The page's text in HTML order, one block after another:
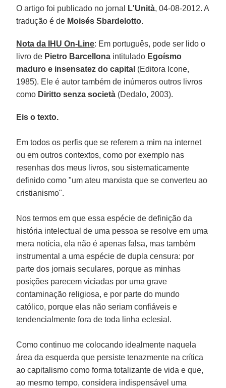
O artigo foi publicado no jornal L'Unità, 04-08-2012. A
tradução é de Moisés Sbardelotto.
Nota da IHU On-Line: Em português, pode ser lido o
livro de Pietro Barcellona intitulado Egoísmo
maduro e insensatez do capital (Editora Icone,
1985). Ele é autor também de inúmeros outros livros
como Diritto senza società (Dedalo, 2003).
Eis o texto.
Em todos os perfis que se referem a mim na internet
ou em outros contextos, como por exemplo nas
resenhas dos meus livros, sou sistematicamente
definido como "um ateu marxista que se converteu ao
cristianismo".
Nos termos em que essa espécie de definição da
história intelectual de uma pessoa se resolve em uma
mera notícia, ela não é apenas falsa, mas também
instrumental a uma espécie de dupla censura: por
parte dos jornais seculares, porque as minhas
posições parecem viciadas por uma grave
contaminação religiosa, e por parte do mundo
católico, porque elas não seriam confiáveis e
tendencialmente fora de toda linha eclesial.
Como continuo me colocando idealmente naquela
área da esquerda que persiste tenazmente na crítica
ao capitalismo como forma totalizante de vida e que,
ao mesmo tempo, considera indispensável uma